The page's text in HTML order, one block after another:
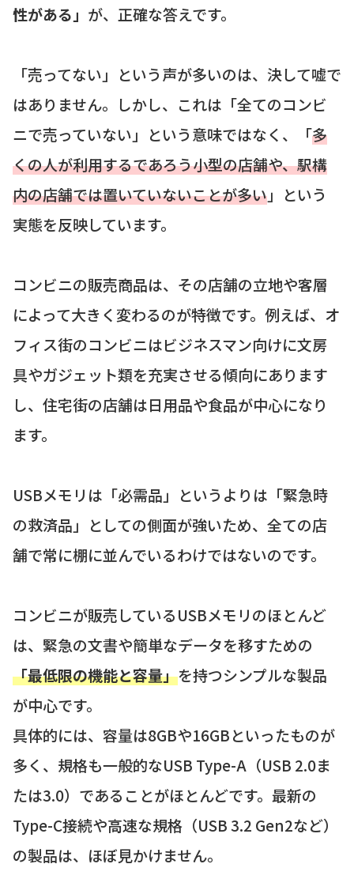
性がある」 が、正確な答えです。
「売ってない」という声が多いのは、決して嘘で
はありません。しかし、これは「全てのコンビ
ニで売っていない」という意味ではなく、「多
くの人が利用するであろう小型の店舗や、駅構
内の店舗では置いていないことが多い」という
実態を反映しています。
コンビニの販売商品は、その店舗の立地や客層
によって大きく変わるのが特徴です。例えば、オ
フィス街のコンビニはビジネスマン向けに文房
具やガジェット類を充実させる傾向にあります
し、住宅街の店舗は日用品や食品が中心になり
ます。
USBメモリは「必需品」というよりは「緊急時
の救済品」としての側面が強いため、全ての店
舗で常に棚に並んでいるわけではないのです。
コンビニが販売しているUSBメモリのほとんど
は、緊急の文書や簡単なデータを移すための
「最低限の機能と容量」を持つシンプルな製品
が中心です。
具体的には、容量は8GBや16GBといったものが
多く、規格も一般的なUSB Type-A（USB 2.0ま
たは3.0）であることがほとんどです。最新の
Type-C接続や高速な規格（USB 3.2 Gen2など）
の製品は、ほぼ見かけません。